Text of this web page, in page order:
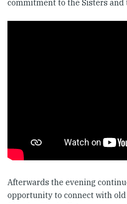
commitment to the Sisters and
Afterwards the evening
opportunity to connect with